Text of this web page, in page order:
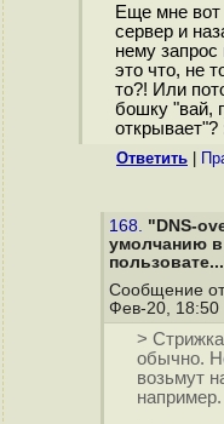
Еще мне вот
сервер и
нему запрос
это что, не
то?! Или
бошку "вай,
открывает"?
Ответить
168. "DNS-
умолчанию
Сообщение
Фев-20, 18:50
>
обычно.
возьмут
например.